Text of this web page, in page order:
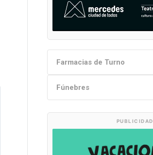
Farmacias de Turno
Fúnebres
PUBLICIDAD